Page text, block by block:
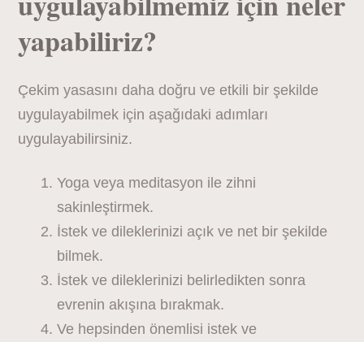
yapabiliriz?
Çekim yasasını daha doğru ve etkili bir şekilde
uygulayabilmek için aşağıdaki adımları
uygulayabilirsiniz.
Yoga veya meditasyon ile zihni
sakinleştirmek.
İstek ve dileklerinizi açık ve net bir şekilde
bilmek.
İstek ve dileklerinizi belirledikten sonra
evrenin akışına bırakmak.
Ve hepsinden önemlisi istek ve